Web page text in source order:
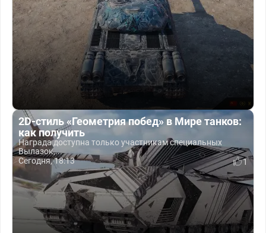
2D-стиль «Геометрия побед» в Мире танков:
как получить
Награда доступна только участникам специальных
Вылазок,...
Сегодня, 18:13
1